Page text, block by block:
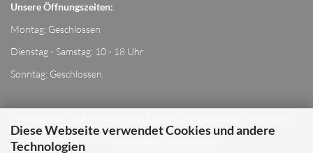
Diese Webseite verwendet Cookies und andere
Technologien
Unsere Öffnungszeiten:
Montag: Geschlossen
Dienstag - Samstag: 10 - 18 Uhr
Sonntag: Geschlossen
auch außerhalb der Öffnungszeiten, vereinbaren.